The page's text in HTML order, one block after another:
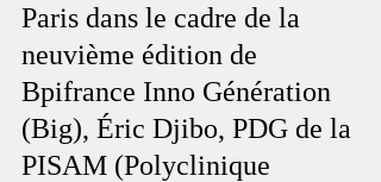
Paris dans le cadre de la
neuvième édition de
Bpifrance Inno Génération
(Big), Éric Djibo, PDG de la
PISAM (Polyclinique